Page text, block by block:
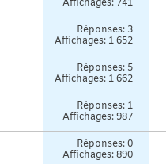
Affichages: 741
Réponses: 3
Affichages: 1 652
Réponses: 5
Affichages: 1 662
Réponses: 1
Affichages: 987
Réponses:0
Affichages: 890